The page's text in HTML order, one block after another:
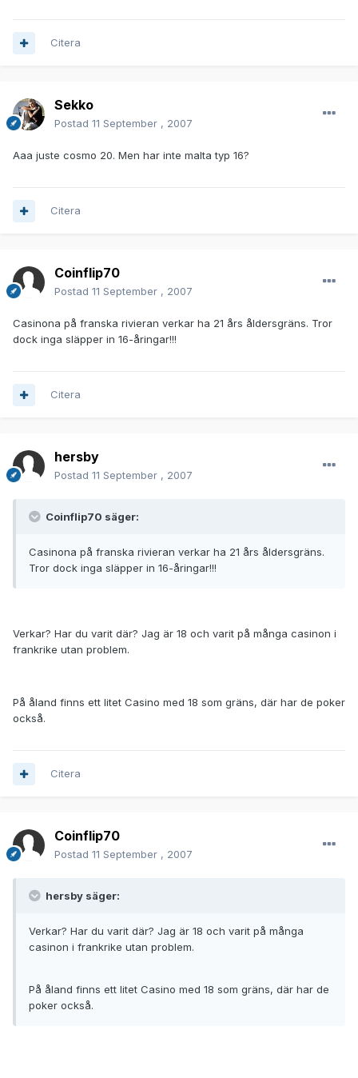
Citera
Sekko
Postad 11 September , 2007
Aaa juste cosmo 20. Men har inte malta typ 16?
Citera
Coinflip70
Postad 11 September , 2007
Casinona på franska rivieran verkar ha 21 års åldersgräns. Tror
dock inga släpper in 16-åringar!!!
Citera
hersby
Postad 11 September , 2007
Coinflip70 säger:
Casinona på franska rivieran verkar ha 21 års åldersgräns.
Tror dock inga släpper in 16-åringar!!!
Verkar? Har du varit där? Jag är 18 och varit på många casinon i
frankrike utan problem.
På åland finns ett litet Casino med 18 som gräns, där har de poker
också.
Citera
Coinflip70
Postad 11 September , 2007
hersby säger:
Verkar? Har du varit där? Jag är 18 och varit på många
casinon i frankrike utan problem.
På åland finns ett litet Casino med 18 som gräns, där har de
poker också.